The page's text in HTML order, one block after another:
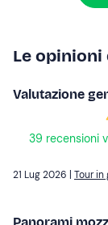
Le
Valutazione
39 recensioni
21 Lug 2026 | Tour